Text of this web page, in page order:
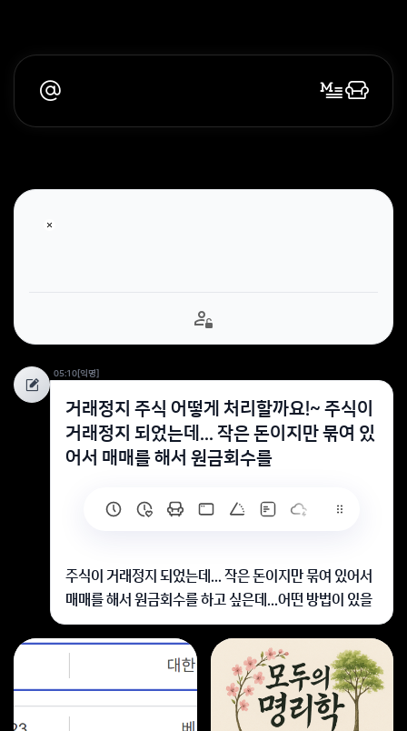
05:10[익명]
거래정지 주식 어떻게 처리할까요!~ 주식이
거래정지 되었는데... 작은 돈이지만 묶여 있
어서 매매를 해서 원금회수를
주식이 거래정지 되었는데... 작은 돈이지만 묶여 있어서
매매를 해서 원금회수를 하고 싶은데...어떤 방법이 있을
까요!~
경우에 따라서는 장외주식 거래 검색하셔서 거래가 되기
(완전히 사적으로 거래가 되는 겁니다.)
거래 되는 경우는 극히 드물고 그냥 없는셈 치시는게 정